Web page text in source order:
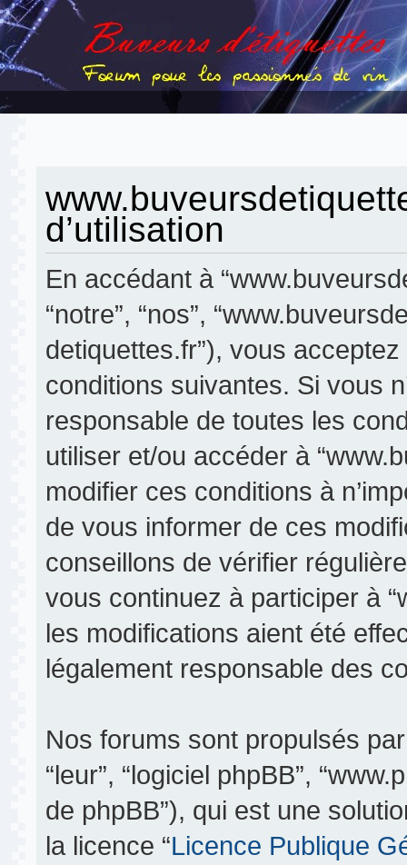
d’utilisation
En accédant à
“notre”, “nos”,
detiquettes.fr”), vous
conditions suivantes. Si vous
responsable de toutes les
utiliser et/ou accéder à
modifier ces conditions à
de vous informer de ces
conseillons de vérifier
vous continuez à participer à
les modifications aient été
légalement responsable des
Nos forums sont propulsés
“leur”, “logiciel phpBB”,
de phpBB”), qui est une
la licence “Licence Publique